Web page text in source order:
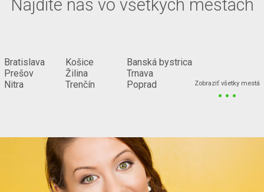
Nájdite nás vo všetkých mestách
Bratislava
Prešov
Nitra
Košice
Žilina
Trenčín
Banská bystrica
Trnava
Poprad
Zobraziť všetky mestá
...